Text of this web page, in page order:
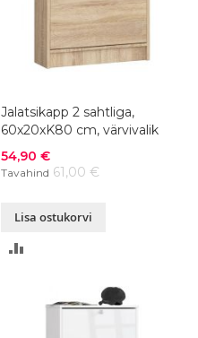
Jalatsikapp 2 sahtliga,
60x20xK80 cm, värvivalik
Soodushind
54,90 €
Tavahind 61,00 €
Lisa ostukorvi